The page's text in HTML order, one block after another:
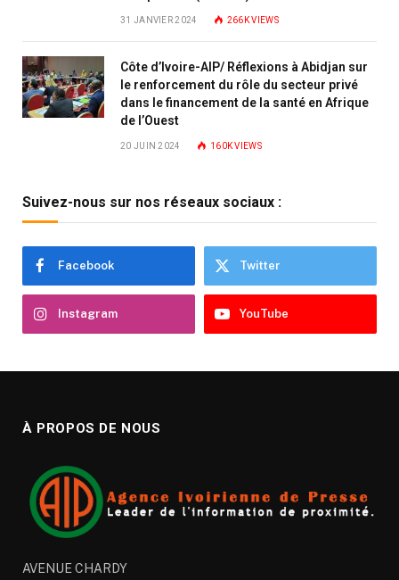
31 JANVIER 2024 266KVIEWS
Côte d’Ivoire-AIP/ Réflexions à Abidjan sur
le renforcement du rôle du secteur privé
dans le financement de la santé en Afrique
de l’Ouest
20 JUIN 2024 160KVIEWS
Suivez-nous sur nos réseaux sociaux :
Facebook Twitter
Instagram YouTube
À PROPOS DE NOUS
AVENUE CHARDY